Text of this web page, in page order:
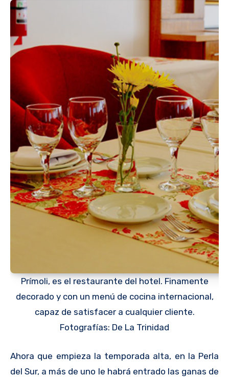
Prímoli, es el restaurante del hotel. Finamente
decorado y con un menú de cocina internacional,
capaz de satisfacer a cualquier cliente.
Fotografías: De La Trinidad
Ahora que empieza la temporada alta, en la Perla
del Sur, a más de uno le habrá entrado las ganas de